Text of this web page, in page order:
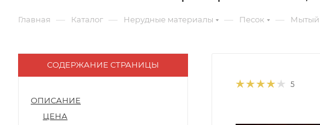
Главная — Каталог — Нерудные материалы — Песок — Мытый
СОДЕРЖАНИЕ СТРАНИЦЫ
ОПИСАНИЕ
ЦЕНА
5